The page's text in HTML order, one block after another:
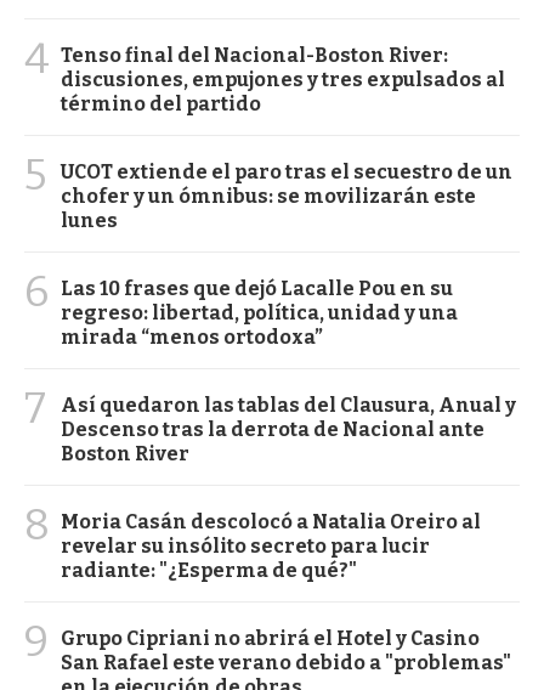
4 Tenso final del Nacional-Boston River:
discusiones, empujones y tres expulsados al
término del partido
5
UCOT extiende el paro tras el secuestro de un
chofer y un ómnibus: se movilizarán este
lunes
6
Las 10 frases que dejó Lacalle Pou en su
regreso: libertad, política, unidad y una
mirada “menos ortodoxa”
7
Así quedaron las tablas del Clausura, Anual y
Descenso tras la derrota de Nacional ante
Boston River
8
Moria Casán descolocó a Natalia Oreiro al
revelar su insólito secreto para lucir
radiante: "¿Esperma de qué?"
9
Grupo Cipriani no abrirá el Hotel y Casino
San Rafael este verano debido a "problemas"